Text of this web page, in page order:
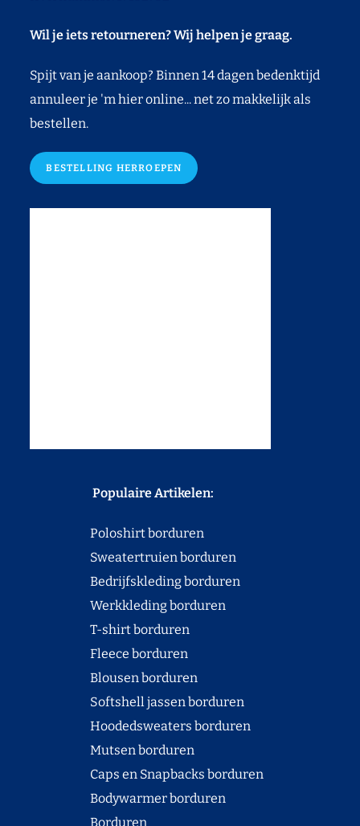
Wil je iets retourneren? Wij helpen je graag.
Spijt van je aankoop? Binnen 14 dagen bedenktijd
annuleer je 'm hier online... net zo makkelijk als
bestellen.
BESTELLING HERROEPEN
Populaire Artikelen:
Poloshirt borduren
Sweatertruien borduren
Bedrijfskleding borduren
Werkkleding borduren
T-shirt borduren
Fleece borduren
Blousen borduren
Softshell jassen borduren
Hoodedsweaters borduren
Mutsen borduren
Caps en Snapbacks borduren
Bodywarmer borduren
Borduren